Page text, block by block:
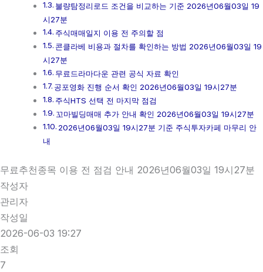
불량탐정리로드 조건을 비교하는 기준 2026년06월03일 19
시27분
주식매매일지 이용 전 주의할 점
콘클라베 비용과 절차를 확인하는 방법 2026년06월03일 19
시27분
무료드라마다운 관련 공식 자료 확인
공포영화 진행 순서 확인 2026년06월03일 19시27분
주식HTS 선택 전 마지막 점검
꼬마빌딩매매 추가 안내 확인 2026년06월03일 19시27분
2026년06월03일 19시27분 기준 주식투자카페 마무리 안
내
무료추천종목 이용 전 점검 안내 2026년06월03일 19시27분
작성자
관리자
작성일
2026-06-03 19:27
조회
7